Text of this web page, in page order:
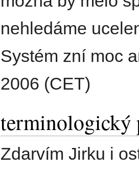
nehledáme
Systém zní moc
2006 (CET)
terminologický
Zdarvím Jirku i